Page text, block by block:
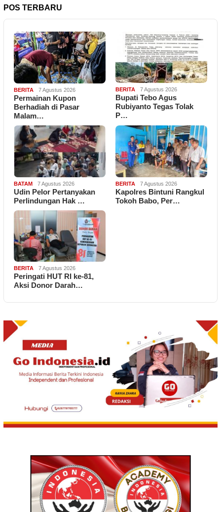
POS TERBARU
BERITA 7 Agustus 2026
Permainan Kupon
Berhadiah di Pasar
Malam…
BERITA 7 Agustus 2026
Bupati Tebo Agus
Rubiyanto Tegas Tolak
P…
BATAM 7 Agustus 2026
Udin Pelor Pertanyakan
Perlindungan Hak …
BERITA 7 Agustus 2026
Kapolres Bintuni Rangkul
Tokoh Babo, Per…
BERITA 7 Agustus 2026
Peringati HUT RI ke-81,
Aksi Donor Darah…